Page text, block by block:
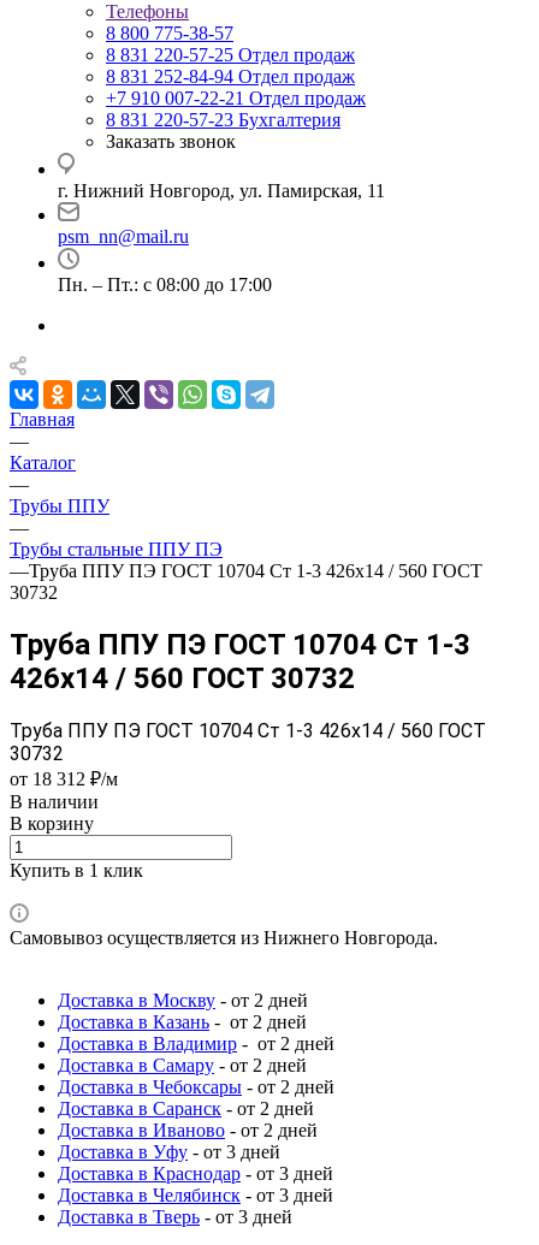
Телефоны
8 800 775-38-57
8 831 220-57-25 Отдел продаж
8 831 252-84-94 Отдел продаж
+7 910 007-22-21 Отдел продаж
8 831 220-57-23 Бухгалтерия
Заказать звонок
г. Нижний Новгород, ул. Памирская, 11
psm_nn@mail.ru
Пн. – Пт.: с 08:00 до 17:00
Главная
—
Каталог
—
Трубы ППУ
—
Трубы стальные ППУ ПЭ
—Труба ППУ ПЭ ГОСТ 10704 Ст 1-3 426x14 / 560 ГОСТ
30732
Труба ППУ ПЭ ГОСТ 10704 Ст 1-3
426x14 / 560 ГОСТ 30732
Труба ППУ ПЭ ГОСТ 10704 Ст 1-3 426x14 / 560 ГОСТ
30732
от 18 312 ₽/м
В наличии
В корзину
Купить в 1 клик
Самовывоз осуществляется из Нижнего Новгорода.
Доставка в Москву - от 2 дней
Доставка в Казань - от 2 дней
Доставка в Владимир - от 2 дней
Доставка в Самару - от 2 дней
Доставка в Чебоксары - от 2 дней
Доставка в Саранск - от 2 дней
Доставка в Иваново - от 2 дней
Доставка в Уфу - от 3 дней
Доставка в Краснодар - от 3 дней
Доставка в Челябинск - от 3 дней
Доставка в Тверь - от 3 дней